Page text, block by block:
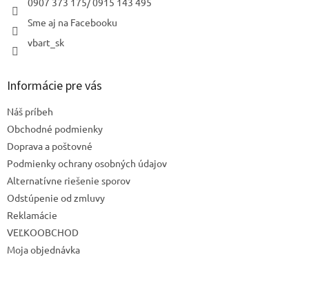
Sme aj na Facebooku
vbart_sk
Informácie pre vás
Náš príbeh
Obchodné podmienky
Doprava a poštovné
Podmienky ochrany osobných údajov
Alternatívne riešenie sporov
Odstúpenie od zmluvy
Reklamácie
VEĽKOOBCHOD
Moja objednávka